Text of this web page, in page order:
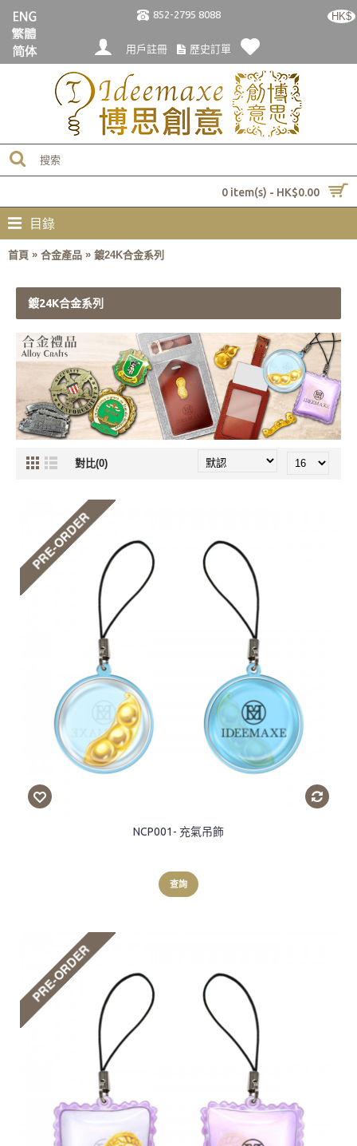
852-2795 8088 HK$
用戶註冊 歷史訂單
0 item(s) - HK$0.00
目錄
首頁 » 合金產品 » 鍍24K合金系列
鍍24K合金系列
對比(0)
NCP001- 充氣吊飾
查詢